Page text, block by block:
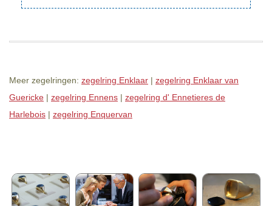
Meer zegelringen: zegelring Enklaar | zegelring Enklaar van
Guericke | zegelring Ennens | zegelring d' Ennetieres de
Harlebois | zegelring Enquervan